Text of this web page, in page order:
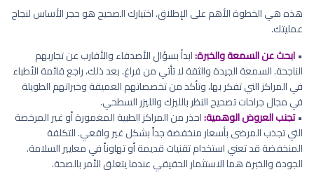
هذه هي الخطوة الأهم على الإطلاق. اختيارك الصحيح هو حجر الأساس لنجاح
عمليتك.
•ابحث عن السمعة والخبرة:ابدأ بسؤال الأصدقاء والأقارب عن تجاربهم
الناجحة. السمعة الجيدة والثقة لا تأتي من فراغ. بعد ذلك، راجع قائمة الأطباء
في المراكز التي تفكر بها، وتأكد من تخصصاتهم العميقة وخبراتهم الطويلة
في مجال جراحات تصحيح النظر بالليزك والليزر السطحي.
•تجنب العروض الوهمية:احذر من المراكز الطبية المغمورة أو غير المرخصة
التي تجذب المرضى بأسعار منخفضة جداً بشكل غير واقعي. التكلفة
المنخفضة قد تعني استخدام تقنيات قديمة أو تهاوناً في معايير السلامة.
الجودة والخبرة هما الاستثمار الحقيقي عندما يتعلق الأمر بالصحة.